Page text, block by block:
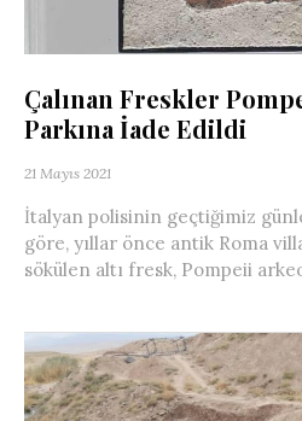
Çalınan Freskler
Parkına İade Edildi
21 Mayıs 2021
İtalyan polisinin geçtiğimiz
göre, yıllar önce antik Roma
sökülen altı fresk, Pompeii